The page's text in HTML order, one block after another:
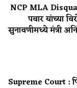
NCP MLA
पवार यांच्या
सुनावणीमध्ये मंत्री
Supreme Court :